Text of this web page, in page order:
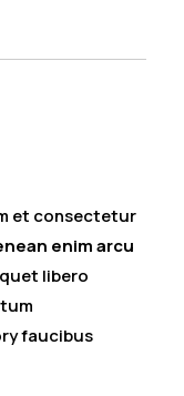
et consectetur
enim arcu
libero
faucibus